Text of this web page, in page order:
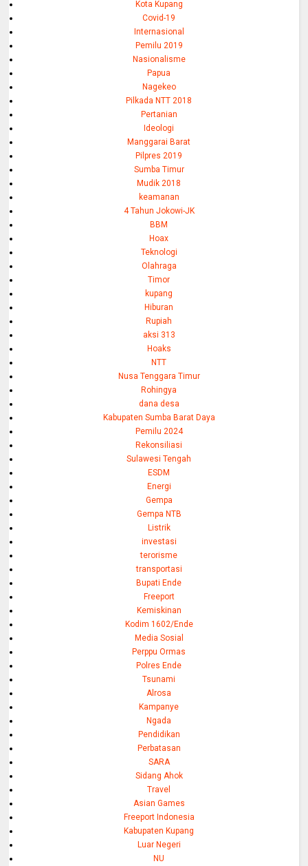
Kota Kupang
Covid-19
Internasional
Pemilu 2019
Nasionalisme
Papua
Nagekeo
Pilkada NTT 2018
Pertanian
Ideologi
Manggarai Barat
Pilpres 2019
Sumba Timur
Mudik 2018
keamanan
4 Tahun Jokowi-JK
BBM
Hoax
Teknologi
Olahraga
Timor
kupang
Hiburan
Rupiah
aksi 313
Hoaks
NTT
Nusa Tenggara Timur
Rohingya
dana desa
Kabupaten Sumba Barat Daya
Pemilu 2024
Rekonsiliasi
Sulawesi Tengah
ESDM
Energi
Gempa
Gempa NTB
Listrik
investasi
terorisme
transportasi
Bupati Ende
Freeport
Kemiskinan
Kodim 1602/Ende
Media Sosial
Perppu Ormas
Polres Ende
Tsunami
Alrosa
Kampanye
Ngada
Pendidikan
Perbatasan
SARA
Sidang Ahok
Travel
Asian Games
Freeport Indonesia
Kabupaten Kupang
Luar Negeri
NU